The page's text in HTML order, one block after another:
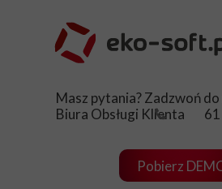
Pobierz
Masz pytania? Zadzwoń
Biura Obsługi Klienta 61